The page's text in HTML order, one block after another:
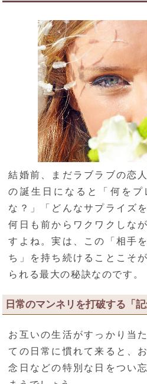
結婚前、まだラブラブの恋
の誕生日になると「何を
な？」「どんなサプライズ
何日も前からワクワクしな
すよね。実は、この「相手
ち」を持ち続けることこそ
られる最大の秘訣なのです。
日常のマンネリを打破する「
お互いの生活がすっかり当
ての日常に慣れて来ると、
念日などの特別な日をつい